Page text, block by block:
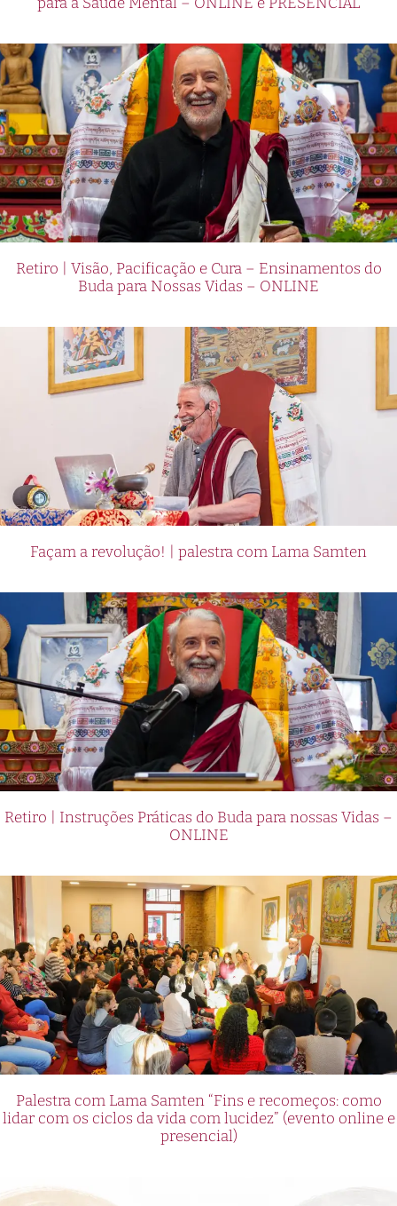
Retiro | Visão, Pacificação e Cura – Ensinamentos do
Buda para Nossas Vidas – ONLINE
Façam a revolução! | palestra com Lama Samten
Retiro | Instruções Práticas do Buda para nossas Vidas –
ONLINE
Palestra com Lama Samten “Fins e recomeços: como
lidar com os ciclos da vida com lucidez” (evento online e
presencial)